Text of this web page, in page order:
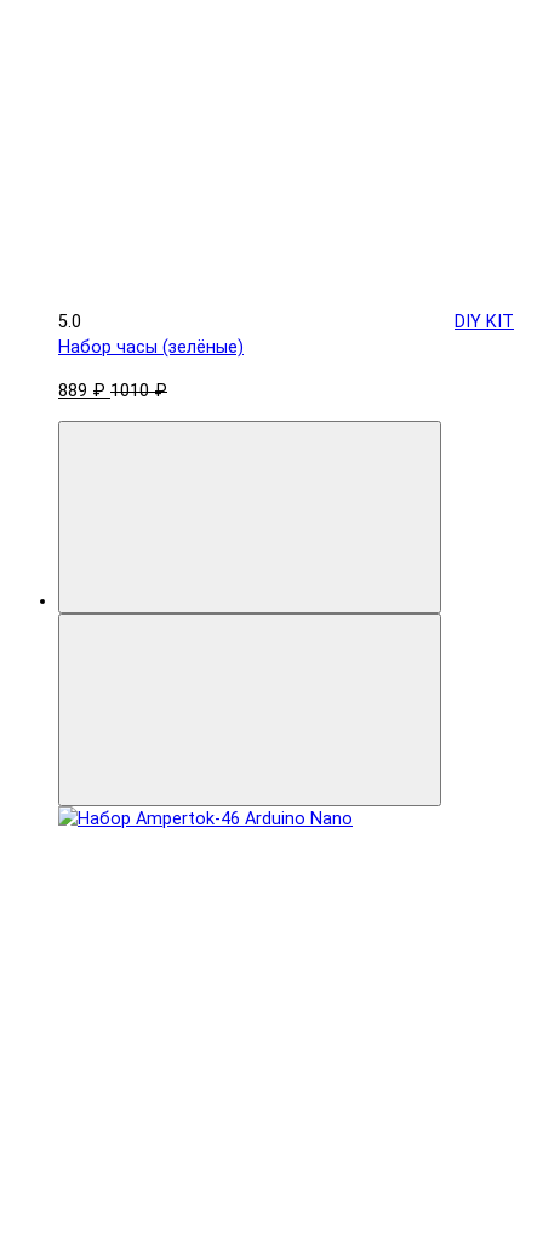
5.0
DIY KIT
Набор часы (зелёные)
889 ₽ 1010 ₽